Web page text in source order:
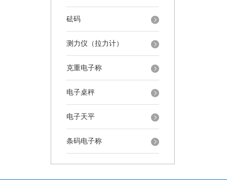
砝码
测力仪（拉力计）
克重电子称
电子桌秤
电子天平
条码电子称